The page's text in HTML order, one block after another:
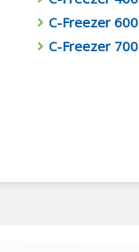
C-Freezer 600
C-Freezer 700